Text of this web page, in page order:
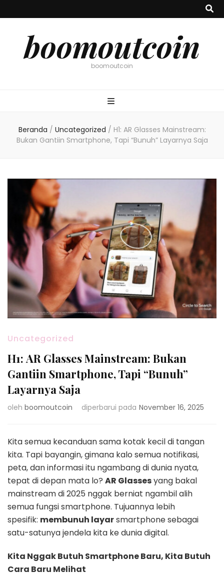
boomoutcoin
boomoutcoin
Beranda / Uncategorized / H1: AR Glasses Mainstream:
Bukan Gantiin Smartphone, Tapi “Bunuh” Layarnya Saja
Uncategorized
H1: AR Glasses Mainstream: Bukan
Gantiin Smartphone, Tapi “Bunuh”
Layarnya Saja
oleh boomoutcoin diperbarui pada November 16, 2025
Kita semua kecanduan sama kotak kecil di tangan
kita. Tapi bayangin, gimana kalo semua notifikasi,
peta, dan informasi itu ngambang di dunia nyata,
tepat di depan mata lo? AR Glassesyang bakal
mainstream di 2025 nggak berniat ngambil alih
semua fungsi smartphone. Tujuannya lebih
spesifik: membunuh layarsmartphone sebagai
satu-satunya jendela kita ke dunia digital.
Kita Nggak Butuh Smartphone Baru, Kita Butuh
Cara Baru Melihat